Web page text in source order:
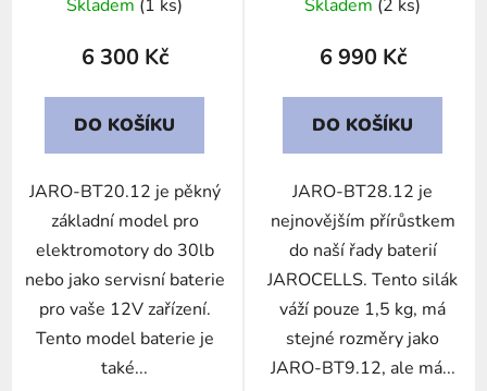
Skladem (1 ks)
6 300 Kč
DO KOŠÍKU
JARO-BT20.12 je pěkný
základní model pro
elektromotory do 30lb
nebo jako servisní baterie
pro vaše 12V zařízení.
Tento model baterie je
také...
Skladem (2 ks)
6 990 Kč
DO KOŠÍKU
JARO-BT28.12 je
nejnovějším přírůstkem
do naší řady baterií
JAROCELLS. Tento silák
váží pouze 1,5 kg, má
stejné rozměry jako
JARO-BT9.12, ale má...